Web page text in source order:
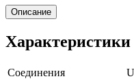
Описание
Соединения